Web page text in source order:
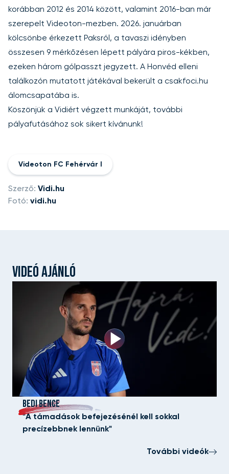
korábban 2012 és 2014 között, valamint 2016-ban már
szerepelt Videoton-mezben. 2026. januárban
kölcsönbe érkezett Paksról, a tavaszi idényben
összesen 9 mérkőzésen lépett pályára piros-kékben,
ezeken három gólpasszt jegyzett. A Honvéd elleni
találkozón mutatott játékával bekerült a csakfoci.hu
álomcsapatába is.
Köszönjük a Vidiért végzett munkáját, további
pályafutásához sok sikert kívánunk!
Videoton FC Fehérvár I
Szerző: Vidi.hu
Fotó: vidi.hu
VIDEÓ AJÁNLÓ
BEDI BENCE
"A támadások befejezésénél kell sokkal
precízebbnek lennünk"
További videók